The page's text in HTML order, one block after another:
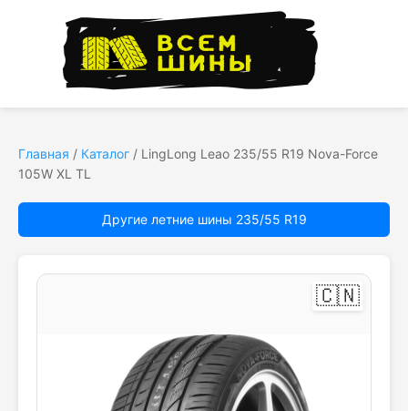
Главная / Каталог / LingLong Leao 235/55 R19 Nova-Force
105W XL TL
Другие летние шины 235/55 R19
🇨🇳